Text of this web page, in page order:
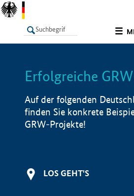
LISTE
Erfolgreiche
Auf der folgenden
finden Sie konkrete
GRW-Projekte!
LOS GEHT'S